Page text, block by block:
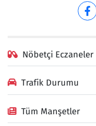
Nöbetçi Eczaneler
Trafik Durumu
Tüm Manşetler